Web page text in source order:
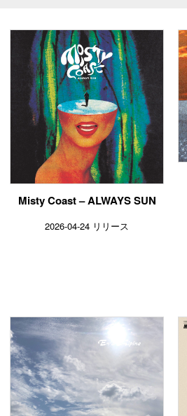
Misty Coast – ALWAYS SUN
2026-04-24 リリース